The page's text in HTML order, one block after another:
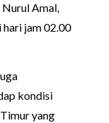
Amal,
jam 02.00
kondisi
yang